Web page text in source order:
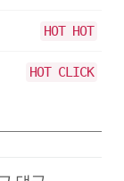
HOT HOT
HOT CLICK